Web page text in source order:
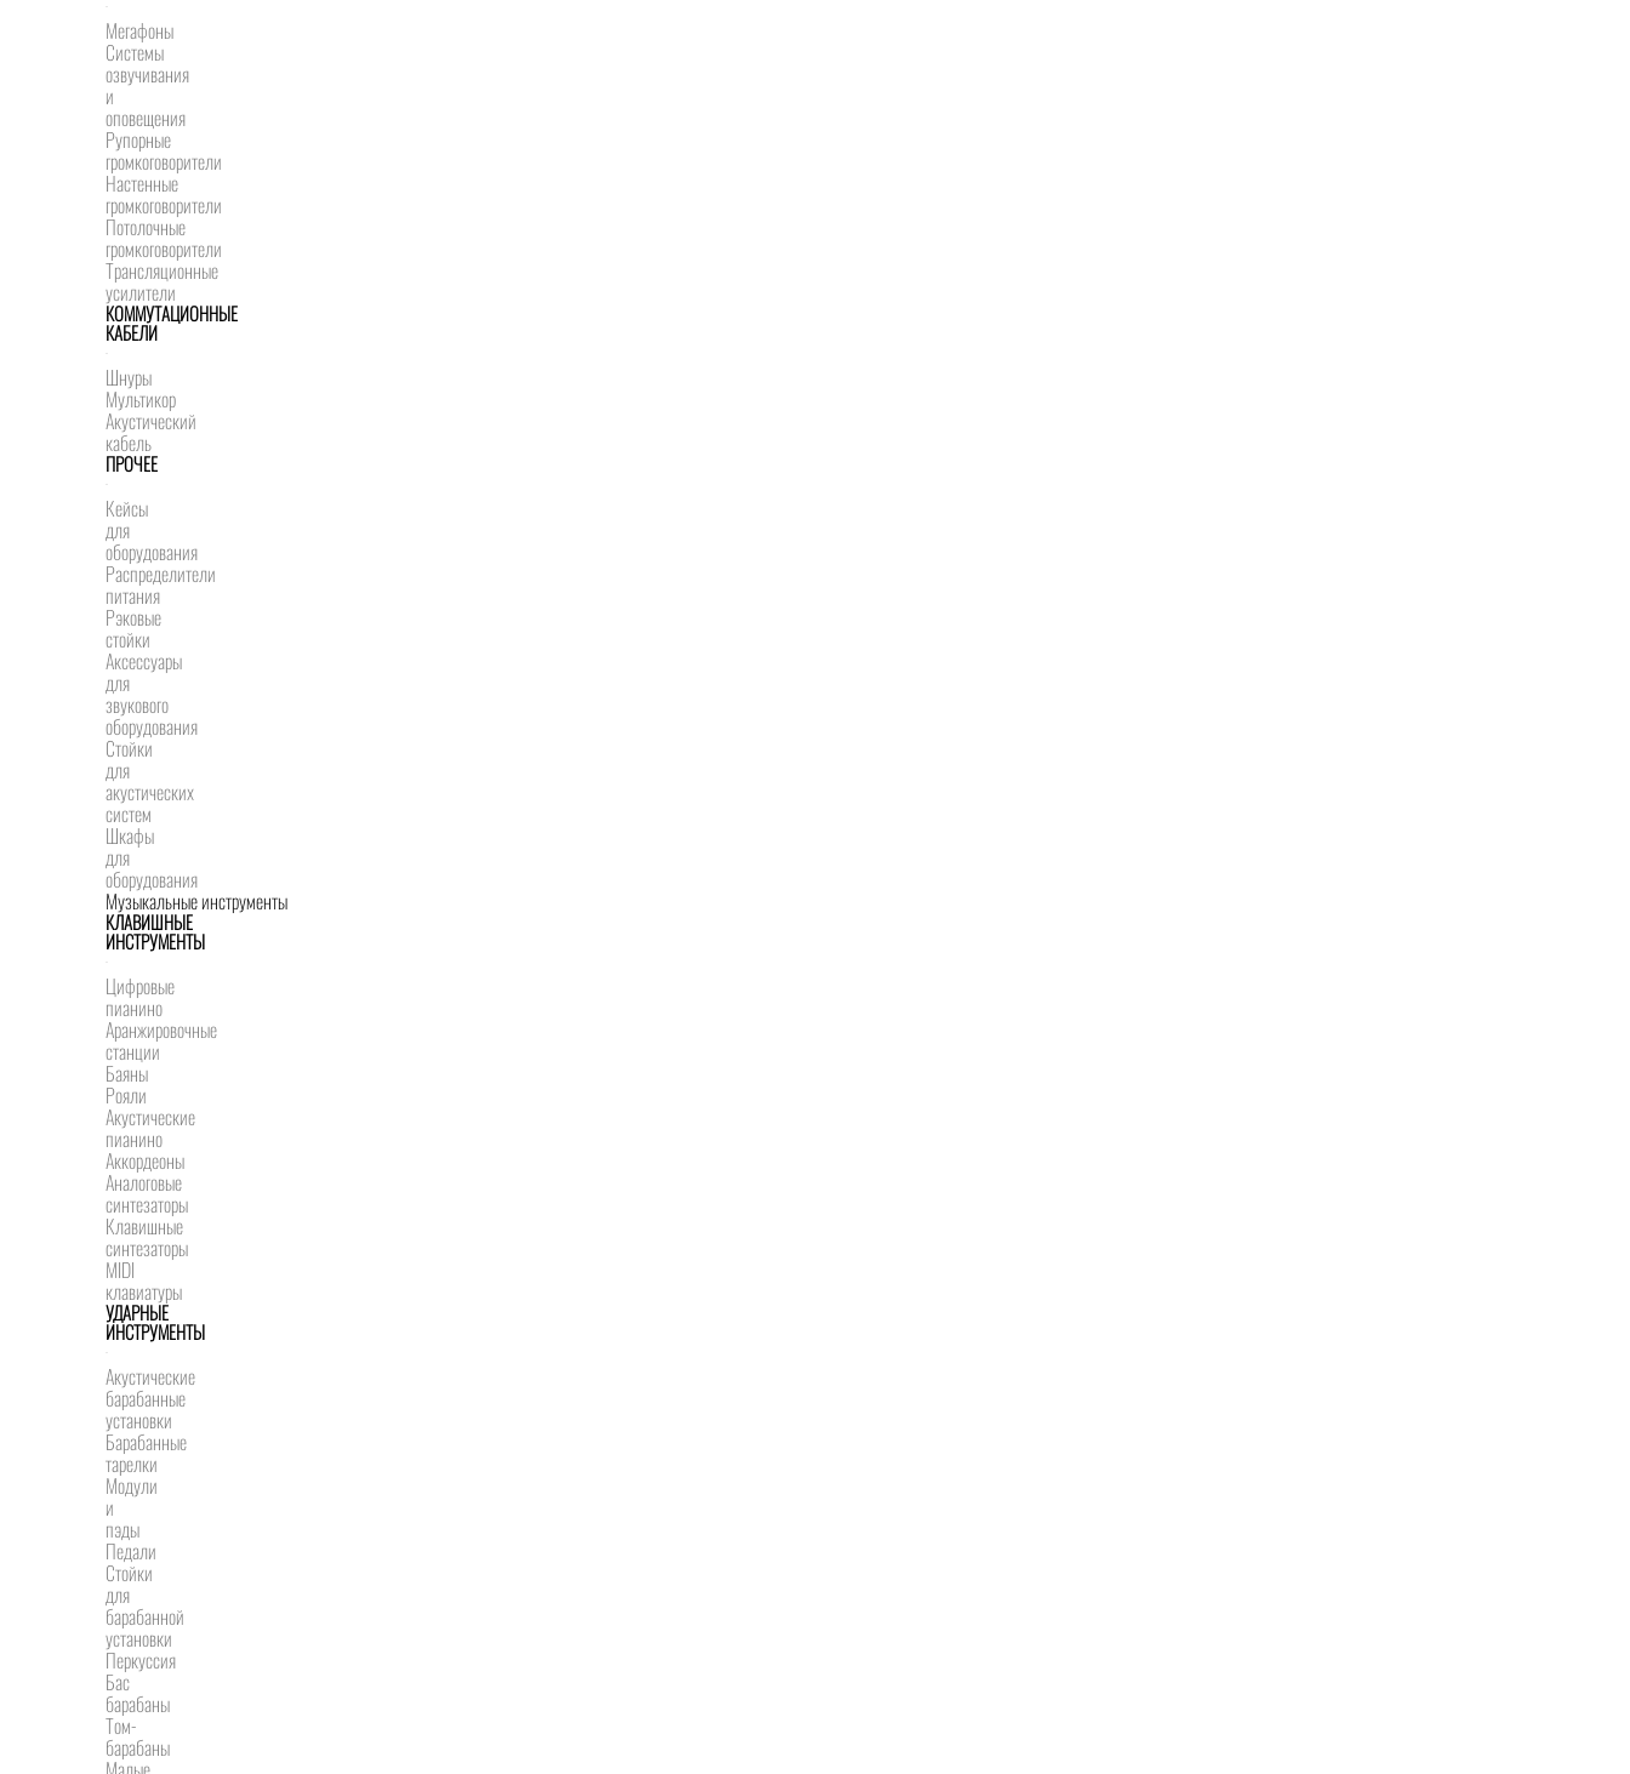
Мегафоны
Системы
озвучивания
и
оповещения
Рупорные
громкоговорители
Настенные
громкоговорители
Потолочные
громкоговорители
Трансляционные
усилители
КОММУТАЦИОННЫЕ
КАБЕЛИ
Шнуры
Мультикор
Акустический
кабель
ПРОЧЕЕ
Кейсы
для
оборудования
Распределители
питания
Рэковые
стойки
Аксессуары
для
звукового
оборудования
Стойки
для
акустических
систем
Шкафы
для
оборудования
Музыкальные инструменты
КЛАВИШНЫЕ
ИНСТРУМЕНТЫ
Цифровые
пианино
Аранжировочные
станции
Баяны
Рояли
Акустические
пианино
Аккордеоны
Аналоговые
синтезаторы
Клавишные
синтезаторы
MIDI
клавиатуры
УДАРНЫЕ
ИНСТРУМЕНТЫ
Акустические
барабанные
установки
Барабанные
тарелки
Модули
и
пэды
Педали
Стойки
для
барабанной
установки
Перкуссия
Бас
барабаны
Том-
барабаны